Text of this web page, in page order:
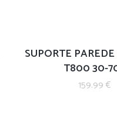
SUPORTE
T800 30-
159.99€